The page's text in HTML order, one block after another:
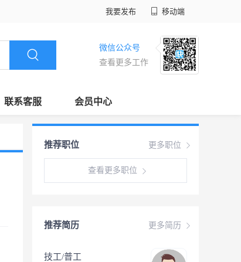
我要发布 移动端
微信公众号
查看更多工作
联系客服 会员中心
更多职位
推荐职位
查看更多职位
更多简历
推荐简历
技工/普工